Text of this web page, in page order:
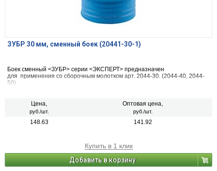
ЗУБР 30 мм, сменный боек (20441-30-1)
Боек сменный <ЗУБР> серии <ЭКСПЕРТ> предназначен
для применения со сборочным молотком арт. 2044-30. (2044-40, 2044-
50)
Цена,
руб./шт.
Оптовая цена,
руб./шт.
148.63 141.92
Купить в 1 клик
Добавить в корзину